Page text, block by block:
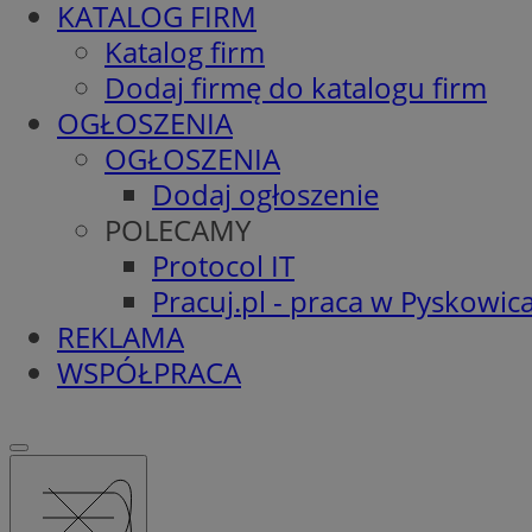
KATALOG FIRM
Katalog firm
Dodaj firmę do katalogu firm
OGŁOSZENIA
OGŁOSZENIA
Dodaj ogłoszenie
POLECAMY
Protocol IT
Pracuj.pl - praca w
REKLAMA
WSPÓŁPRACA